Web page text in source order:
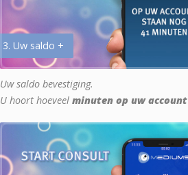
3. Uw saldo +
Uw saldo bevestiging.
U hoort hoeveel minuten op uw account